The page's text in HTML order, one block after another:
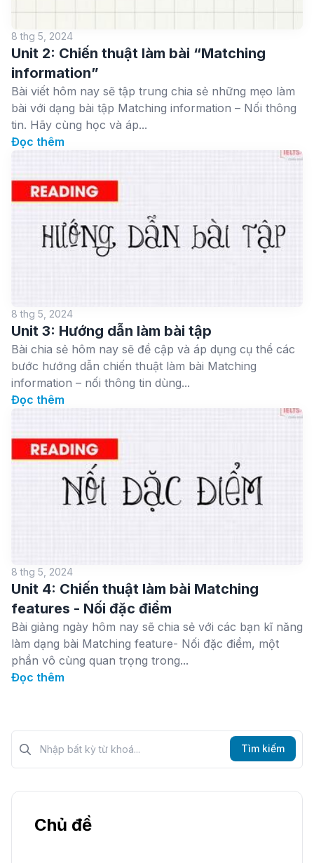
8 thg 5, 2024
Unit 2: Chiến thuật làm bài “Matching
information”
Bài viết hôm nay sẽ tập trung chia sẻ những mẹo làm
bài với dạng bài tập Matching information – Nối thông
tin. Hãy cùng học và áp...
Đọc thêm
8 thg 5, 2024
Unit 3: Hướng dẫn làm bài tập
Bài chia sẻ hôm nay sẽ đề cập và áp dụng cụ thể các
bước hướng dẫn chiến thuật làm bài Matching
information – nối thông tin dùng...
Đọc thêm
8 thg 5, 2024
Unit 4: Chiến thuật làm bài Matching
features - Nối đặc điểm
Bài giảng ngày hôm nay sẽ chia sẻ với các bạn kĩ năng
làm dạng bài Matching feature- Nối đặc điểm, một
phần vô cùng quan trọng trong...
Đọc thêm
Tìm kiếm?>
Tìm kiếm
Chủ đề